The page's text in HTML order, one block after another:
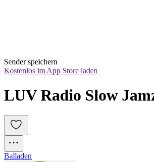
Sender speichern
Kostenlos im App Store laden
LUV Radio Slow
Balladen